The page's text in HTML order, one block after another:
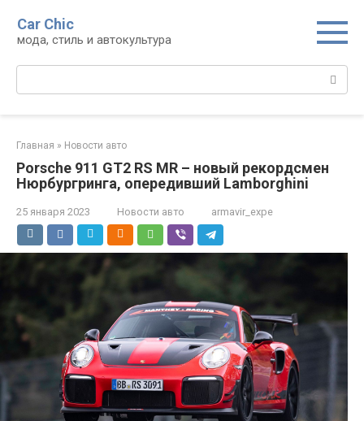
контенту
Car Chic
мода, стиль и автокультура
Поиск:
Главная » Новости авто
Porsche 911 GT2 RS MR – новый рекордсмен
Нюрбургринга, опередивший Lamborghini
25 января 2023 Новости авто armavir_expe